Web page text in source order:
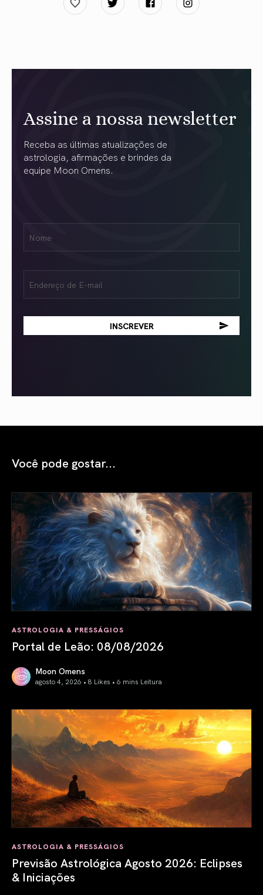
Assine a nossa newsletter
Receba as últimas atualizações de
astrologia, afirmações e brindes da
equipe Moon Omens.
(obrigatório)
(obrigatório)
Você pode gostar...
ASTROLOGIA & PRESSÁGIOS
Portal de Leão: 08/08/2026
Moon Omens
agosto 4, 2026 • 8 Likes • 6 mins Leitura
ASTROLOGIA & PRESSÁGIOS
Previsão Astrológica Agosto 2026: Eclipses
& Iniciações